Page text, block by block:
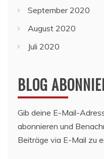
September 2020
August 2020
Juli 2020
BLOG
Gib deine E-Mail-
abonnieren und
Beiträge via E-Mail zu